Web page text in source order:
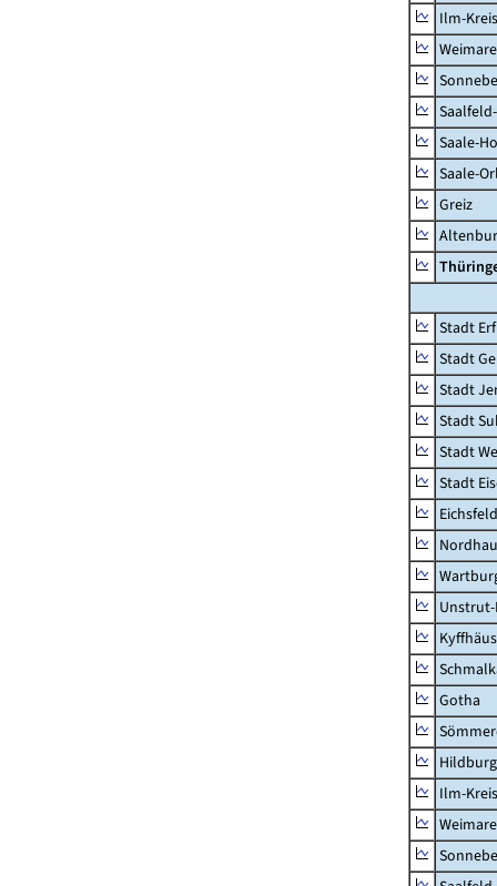
Ilm-Kreis
Saale-
Saale-
Greiz
Stadt
Stadt
Stadt
Stadt
Stadt
Stadt
Eichsfeld
Gotha
Ilm-Kreis